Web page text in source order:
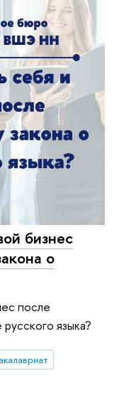
бизнес
о
после
языка?